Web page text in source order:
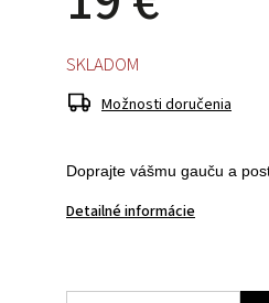
Doprajte vášmu gauču a
Detailné informácie
SKLADOM
Možnosti doručenia